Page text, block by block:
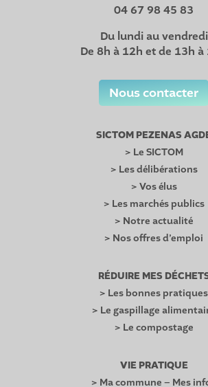
04 67 98 45 83
Du lundi au vendredi
De 8h à 12h et de 13h à
Nous contacter
SICTOM PEZENAS
> Le SICTOM
> Les délibérations
> Vos élus
> Les marchés publics
> Notre actualité
> Nos offres d’emploi
RÉDUIRE MES
> Les bonnes pratiques
> Le gaspillage
> Le compostage
VIE PRATIQUE
> Ma commune – Mes